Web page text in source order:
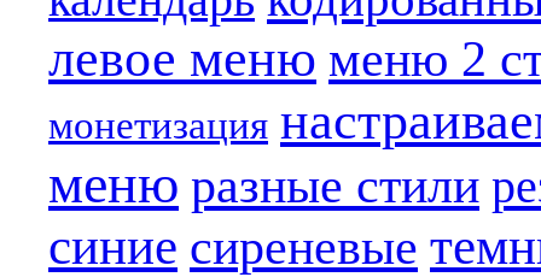
левое меню меню 2
монетизация
меню разные стили
синие сиреневые